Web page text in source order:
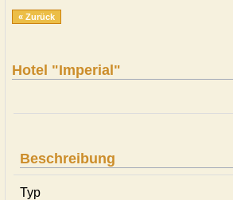
« Zurück
Hotel "Imperial"
Beschreibung
Typ